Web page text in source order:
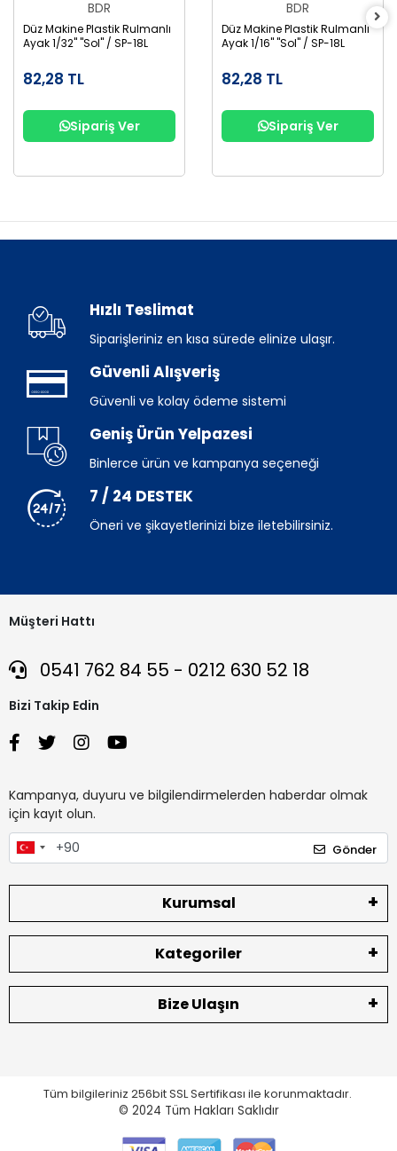
BDR
Düz Makine Plastik Rulmanlı
Ayak 1/32" "Sol" / SP-18L
82,28 TL
Sipariş Ver
BDR
Düz Makine Plastik Rulmanlı
Ayak 1/16" "Sol" / SP-18L
82,28 TL
Sipariş Ver
Hızlı Teslimat
Siparişleriniz en kısa sürede elinize ulaşır.
Güvenli Alışveriş
Güvenli ve kolay ödeme sistemi
Geniş Ürün Yelpazesi
Binlerce ürün ve kampanya seçeneği
7 / 24 DESTEK
Öneri ve şikayetlerinizi bize iletebilirsiniz.
Müşteri Hattı
0541 762 84 55 - 0212 630 52 18
Bizi Takip Edin
Kampanya, duyuru ve bilgilendirmelerden haberdar olmak
için kayıt olun.
Gönder
Kurumsal
Kategoriler
Bize Ulaşın
Tüm bilgileriniz 256bit SSL Sertifikası ile korunmaktadır.
© 2024 Tüm Hakları Saklıdır